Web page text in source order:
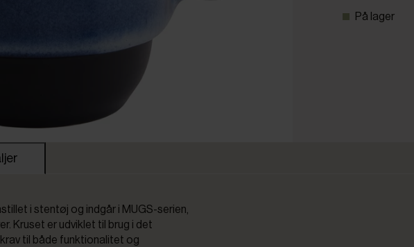
På lager
i stentøj og indgår i MUGS-serien,
Kruset er udviklet til brug i det
til både funktionalitet og